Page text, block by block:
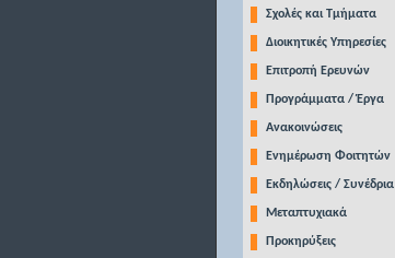
Σχολές και Τμήματα
Διοικητικές Υπηρεσίες
Επιτροπή Ερευνών
Προγράμματα / Έργα
Ανακοινώσεις
Ενημέρωση Φοιτητών
Εκδηλώσεις / Συνέδρια
Μεταπτυχιακά
Προκηρύξεις